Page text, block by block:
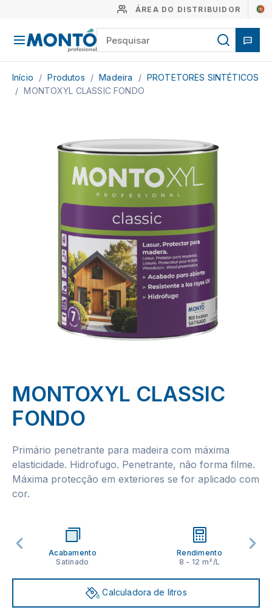
ÁREA DO DISTRIBUIDOR
Início / Produtos / Madeira / PROTETORES SINTÉTICOS
/ MONTOXYL CLASSIC FONDO
MONTOXYL CLASSIC
FONDO
Primário penetrante para madeira com máxima
elasticidade. Hidrofugo. Penetrante, não forma filme.
Máxima protecção em exteriores se for aplicado com
cor.
Acabamento
Satinado
Rendimento
8 - 12 m²/L
Calculadora de litros